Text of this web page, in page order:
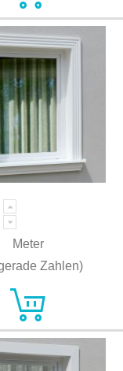
Meter
Zahlen)